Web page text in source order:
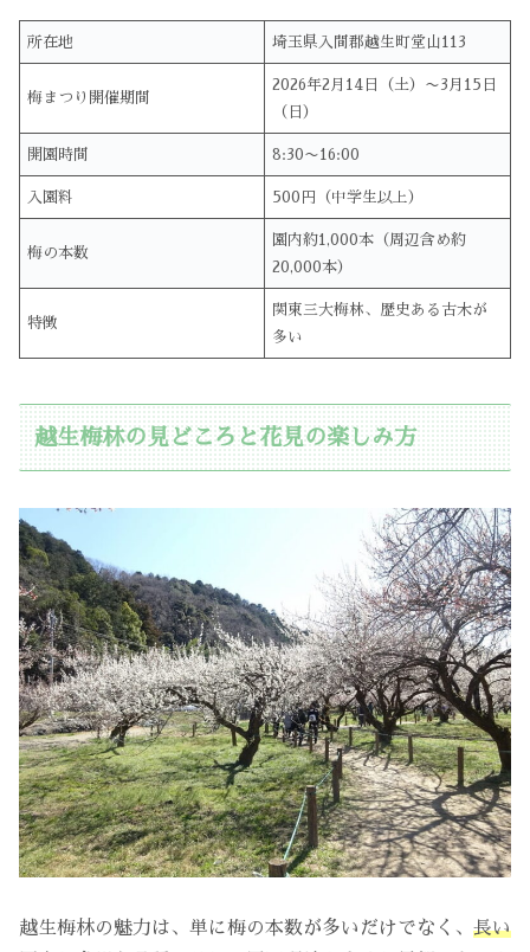
所在地 埼玉県入間郡越生町堂山113
梅まつり開催期間
2026年2月14日（土）〜3月15日
（日）
開園時間 8:30〜16:00
入園料 500円（中学生以上）
梅の本数
園内約1,000本（周辺含め約
20,000本）
特徴
関東三大梅林、歴史ある古木が
多い
越生梅林の見どころと花見の楽しみ方
越生梅林の魅力は、単に梅の本数が多いだけでなく、 長い